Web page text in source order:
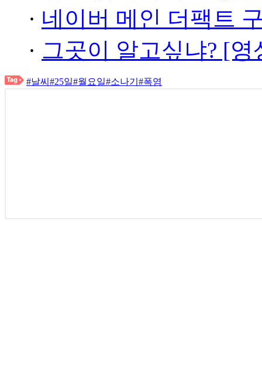
· 네이버 메인 더팩트
· 그곳이 알고싶냐? [
#날씨 #25일#월요일#소나기 #폭염